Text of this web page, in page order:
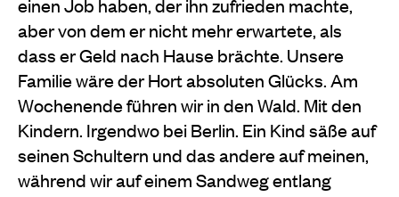
aber von dem er nicht mehr erwartete, als
dass er Geld nach Hause brächte. Unsere
Familie wäre der Hort absoluten Glücks. Am
Wochenende führen wir in den Wald. Mit den
Kindern. Irgendwo bei Berlin. Ein Kind säße auf
seinen Schultern und das andere auf meinen,
während wir auf einem Sandweg entlang